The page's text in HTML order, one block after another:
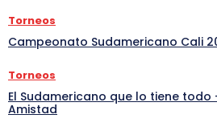
Torneos
Campeonato Sudamericano Cali
Torneos
El Sudamericano que lo tiene todo
Amistad